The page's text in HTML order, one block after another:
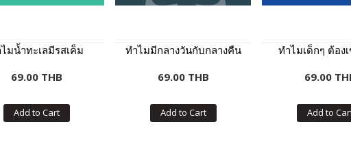
มน้ำทะเลมีรสเค็ม
69.00 THB
Add to Cart
ทำไมมีกลางวันกับกลางคืน
69.00 THB
Add to Cart
ทำไมเด็กๆ ต้อง
69.00
Add to